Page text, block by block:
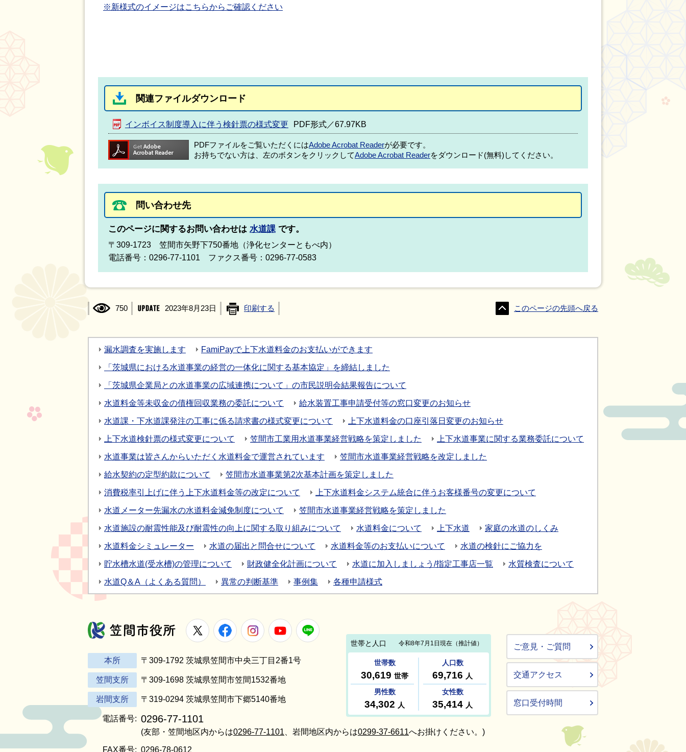
※新様式のイメージはこちらからご確認ください
関連ファイルダウンロード
インボイス制度導入に伴う検針票の様式変更 PDF形式／67.97KB
PDFファイルをご覧いただくにはAdobe Acrobat Readerが必要です。
お持ちでない方は、左のボタンをクリックしてAdobe Acrobat Readerをダウンロード(無料)してください。
問い合わせ先
このページに関するお問い合わせは 水道課 です。
〒309-1723 笠間市矢野下750番地（浄化センターともべ内）
電話番号：0296-77-1101 ファクス番号：0296-77-0583
750 2023年8月23日 印刷する このページの先頭へ戻る
漏水調査を実施します FamiPayで上下水道料金のお支払いができます
「茨城県における水道事業の経営の一体化に関する基本協定」を締結しました
「茨城県企業局との水道事業の広域連携について」の市民説明会結果報告について
水道料金等未収金の債権回収業務の委託について 給水装置工事申請受付等の窓口変更のお知らせ
水道課・下水道課発注の工事に係る請求書の様式変更について 上下水道料金の口座引落日変更のお知らせ
上下水道検針票の様式変更について 笠間市工業用水道事業経営戦略を策定しました 上下水道事業に関する業務委託について
水道事業は皆さんからいただく水道料金で運営されています 笠間市水道事業経営戦略を改定しました
給水契約の定型約款について 笠間市水道事業第2次基本計画を策定しました
消費税率引上げに伴う上下水道料金等の改定について 上下水道料金システム統合に伴うお客様番号の変更について
水道メーター先漏水の水道料金減免制度について 笠間市水道事業経営戦略を策定しました
水道施設の耐震性能及び耐震性の向上に関する取り組みについて 水道料金について 上下水道 家庭の水道のしくみ
水道料金シミュレーター 水道の届出と問合せについて 水道料金等のお支払いについて 水道の検針にご協力を
貯水槽水道(受水槽)の管理について 財政健全化計画について 水道に加入しましょう/指定工事店一覧 水質検査について
水道Q＆A（よくある質問） 異常の判断基準 事例集 各種申請様式
笠間市役所
X FacebookInstagramYoutube
本所 〒309-1792 茨城県笠間市中央三丁目2番1号
笠間支所 〒309-1698 茨城県笠間市笠間1532番地
岩間支所 〒319-0294 茨城県笠間市下郷5140番地
電話番号: 0296-77-1101
(友部・笠間地区内からは0296-77-1101 、岩間地区内からは0299-37-6611へお掛けください。)
FAX番号: 0296-78-0612
ご意見・ご質問
交通アクセス
窓口受付時間